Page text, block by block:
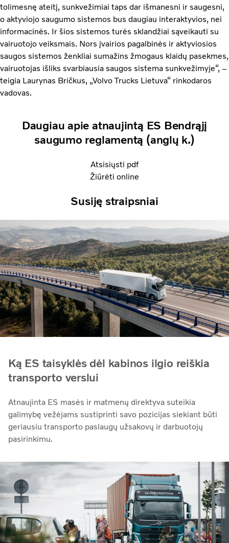
tolimesnę ateitį, sunkvežimiai taps dar išmanesni ir saugesni,
o aktyviojo saugumo sistemos bus daugiau interaktyvios, nei
informacinės. Ir šios sistemos turės sklandžiai sąveikauti su
vairuotojo veiksmais. Nors įvairios pagalbinės ir aktyviosios
saugos sistemos ženkliai sumažins žmogaus klaidų pasekmes,
vairuotojas išliks svarbiausia saugos sistema sunkvežimyje“, –
teigia Laurynas Bričkus, „Volvo Trucks Lietuva“ rinkodaros
vadovas.
Daugiau apie atnaujintą ES Bendrąjį
saugumo reglamentą (anglų k.)
Atsisiųsti pdf
Žiūrėti online
Susiję straipsniai
Ką ES taisyklės dėl kabinos ilgio reiškia
transporto verslui
Atnaujinta ES masės ir matmenų direktyva suteikia
galimybę vežėjams sustiprinti savo pozicijas siekiant būti
geriausiu transporto paslaugų užsakovų ir darbuotojų
pasirinkimu.